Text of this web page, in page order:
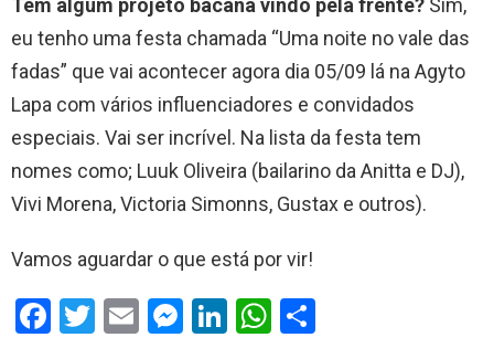
Tem algum projeto bacana vindo pela frente? Sim,
eu tenho uma festa chamada “Uma noite no vale das
fadas” que vai acontecer agora dia 05/09 lá na Agyto
Lapa com vários influenciadores e convidados
especiais. Vai ser incrível. Na lista da festa tem
nomes como; Luuk Oliveira (bailarino da Anitta e DJ),
Vivi Morena, Victoria Simonns, Gustax e outros).
Vamos aguardar o que está por vir!
F
T
E
M Li
W